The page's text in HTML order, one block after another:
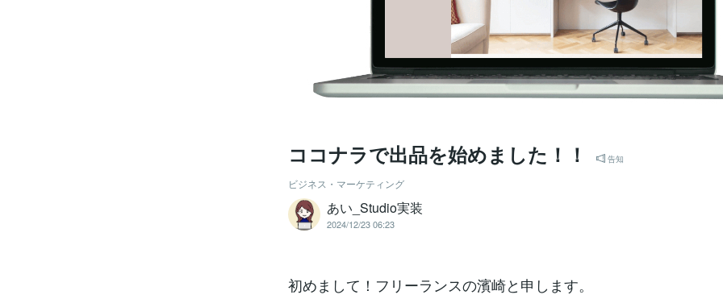
ココナラで出品を始めました！！ 告知
ビジネス・マーケティング
あい_Studio実装
2024/12/23 06:23
初めまして！フリーランスの濱崎と申します。